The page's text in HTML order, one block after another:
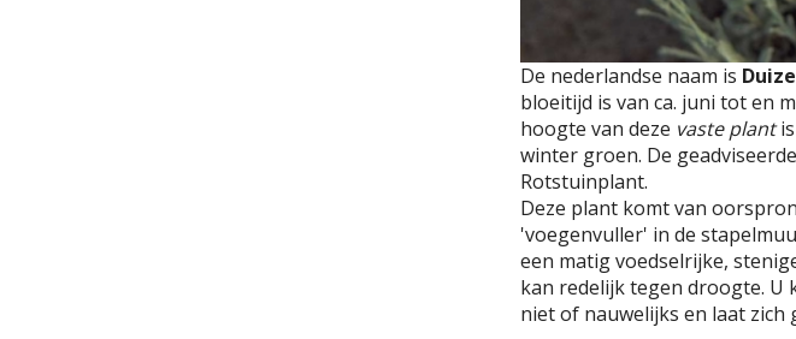
De nederlandse naam is
bloeitijd is van ca. juni tot en
hoogte van deze vaste plantis
winter groen. De
Rotstuinplant.
Deze plant komt van
'voegenvuller' in de
een matig voedselrijke,
kan redelijk tegen droogte.
niet of nauwelijks en laat zich